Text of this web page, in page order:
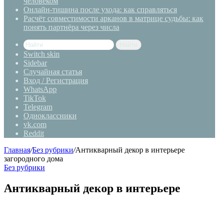
Онлайн-тишина после ухода: как справляться
Расчёт совместимости арканов в матрице судьбы: как
понять партнёра через числа
Switch skin
Sidebar
Случайная статья
Вход / Регистрация
WhatsApp
TikTok
Telegram
Одноклассники
vk.com
Reddit
Главная/Без рубрики/Антикварный декор в интерьере
загородного дома
Без рубрики
Антикварный декор в интерьере